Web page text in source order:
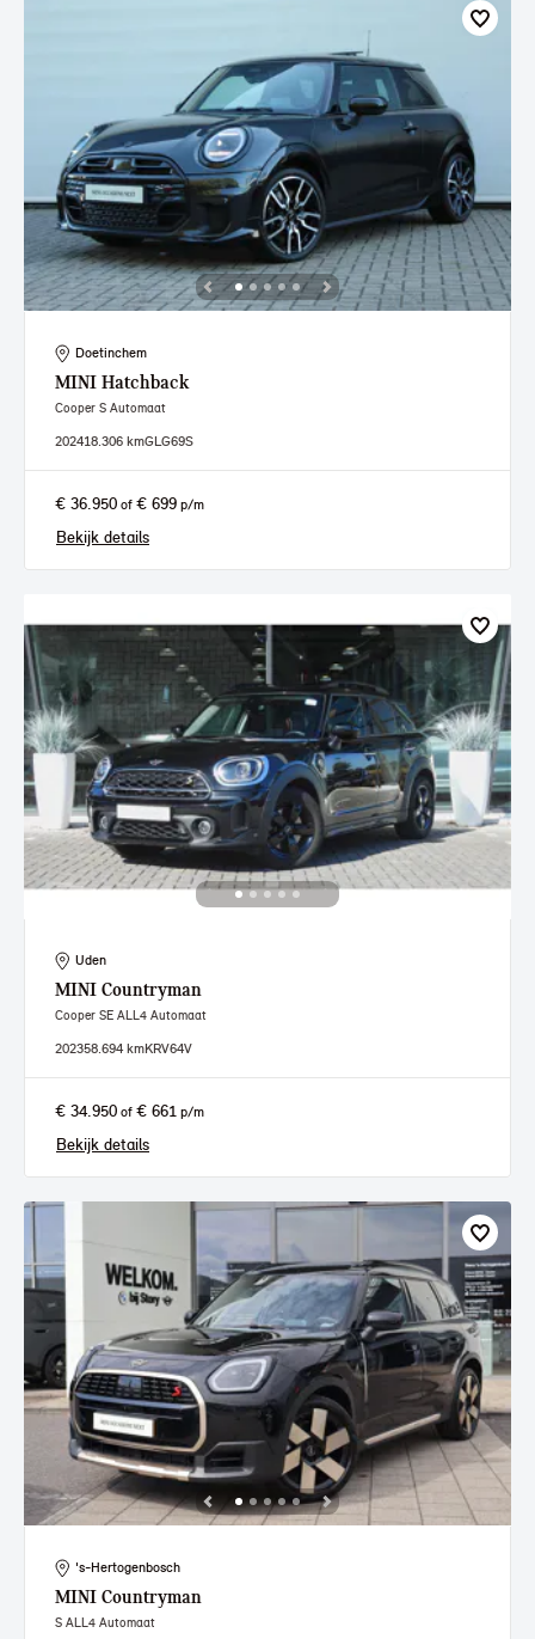
Doetinchem
MINI Hatchback
Cooper S Automaat
202418.306 kmGLG69S
€ 36.950 of € 699 p/m
Bekijk details
Uden
MINI Countryman
Cooper SE ALL4 Automaat
202358.694 kmKRV64V
€ 34.950 of € 661 p/m
Bekijk details
's-Hertogenbosch
MINI Countryman
S ALL4 Automaat